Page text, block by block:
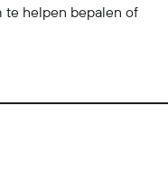
te helpen bepalen of